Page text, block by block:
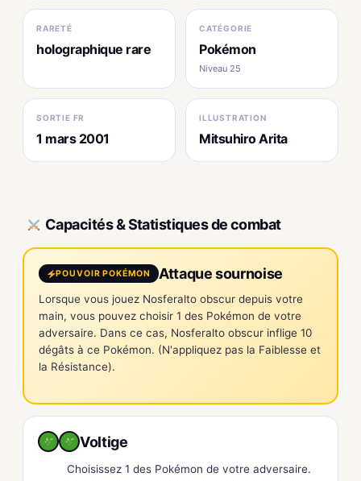
RARETÉ
holographique rare
CATÉGORIE
Pokémon
Niveau 25
SORTIE FR
1 mars 2001
ILLUSTRATION
Mitsuhiro Arita
Capacités & Statistiques de combat
POUVOIR POKÉMON Attaque sournoise
Lorsque vous jouez Nosferalto obscur depuis votre
main, vous pouvez choisir 1 des Pokémon de votre
adversaire. Dans ce cas, Nosferalto obscur inflige 10
dégâts à ce Pokémon. (N'appliquez pas la Faiblesse et
la Résistance).
Voltige
Choisissez 1 des Pokémon de votre adversaire.